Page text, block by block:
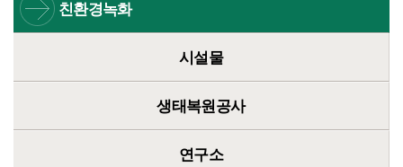
친환경녹화
시설물
생태복원공사
연구소